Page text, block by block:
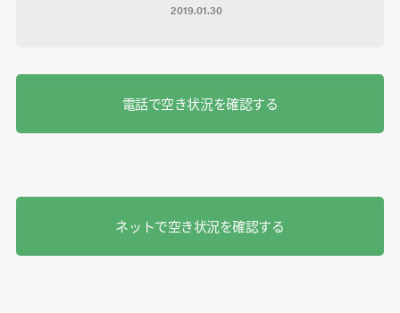
2019.01.30
電話で空き状況を確認する
ネットで空き状況を確認する